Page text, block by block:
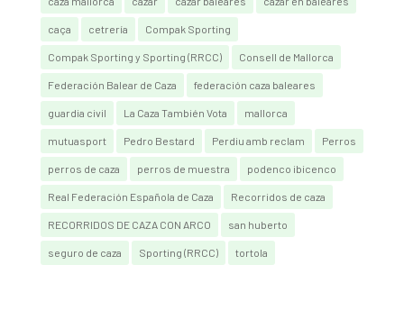
caça cetrería Compak Sporting
Compak Sporting y Sporting (RRCC) Consell de Mallorca
Federación Balear de Caza federación caza baleares
guardia civil La Caza También Vota mallorca
mutuasport Pedro Bestard Perdiu amb reclam Perros
perros de caza perros de muestra podenco ibicenco
Real Federación Española de Caza Recorridos de caza
RECORRIDOS DE CAZA CON ARCO san huberto
seguro de caza Sporting (RRCC) tortola